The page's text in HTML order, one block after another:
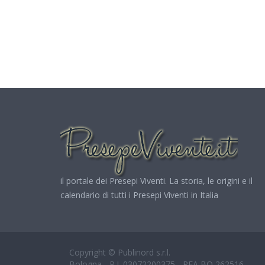
il portale dei Presepi Viventi. La storia, le origini e il
calendario di tutti i Presepi Viventi in Italia
Copyright © Publinord s.r.l.